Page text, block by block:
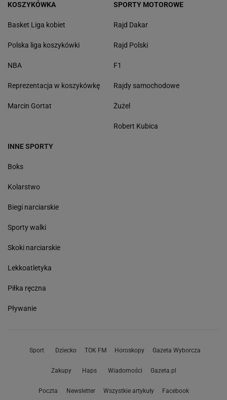
KOSZYKÓWKA
Basket Liga kobiet
Polska liga koszykówki
NBA
Reprezentacja w koszykówkę
Marcin Gortat
SPORTY MOTOROWE
Rajd Dakar
Rajd Polski
F1
Rajdy samochodowe
Żużel
Robert Kubica
INNE SPORTY
Boks
Kolarstwo
Biegi narciarskie
Sporty walki
Skoki narciarskie
Lekkoatletyka
Piłka ręczna
Pływanie
Sport Dziecko TOK FM Horoskopy Gazeta Wyborcza
Zakupy Haps Wiadomości Gazeta.pl
Poczta Newsletter Wszystkie artykuły Facebook